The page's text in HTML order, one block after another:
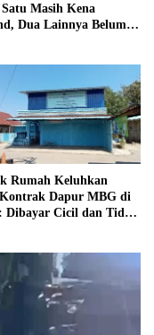
Masih Kena
Dua Lainnya Belum
Rumah Keluhkan
Dapur MBG di
Dibayar Cicil dan Tidak